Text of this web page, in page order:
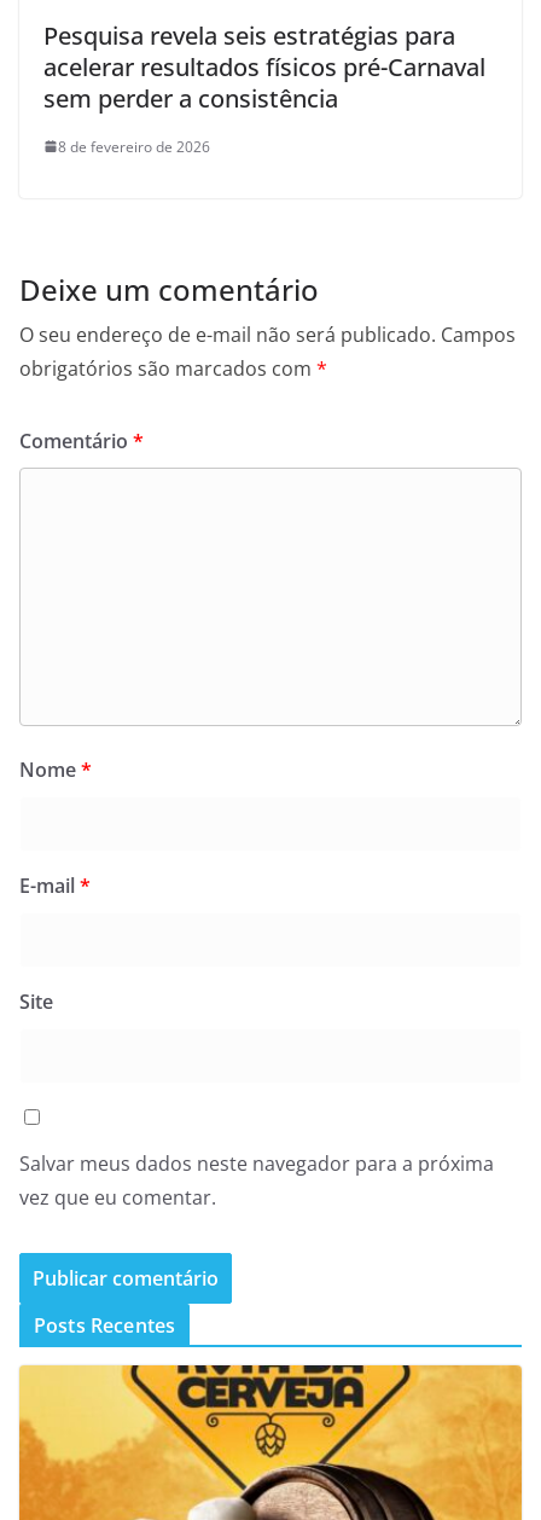
Pesquisa revela seis estratégias para
acelerar resultados físicos pré-Carnaval
sem perder a consistência
8 de fevereiro de 2026
Deixe um comentário
O seu endereço de e-mail não será publicado. Campos
obrigatórios são marcados com *
Comentário *
Nome*
E-mail*
Site
Salvar meus dados neste navegador para a próxima
vez que eu comentar.
Posts Recentes